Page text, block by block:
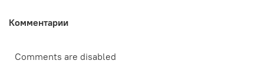
Комментарии
Comments are disabled